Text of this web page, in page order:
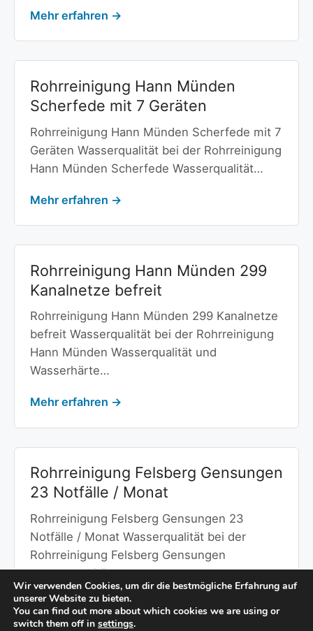
Mehr erfahren →
Rohrreinigung Hann Münden
Scherfede mit 7 Geräten
Rohrreinigung Hann Münden Scherfede mit 7
Geräten Wasserqualität bei der Rohrreinigung
Hann Münden Scherfede Wasserqualität…
Mehr erfahren →
Rohrreinigung Hann Münden 299
Kanalnetze befreit
Rohrreinigung Hann Münden 299 Kanalnetze
befreit Wasserqualität bei der Rohrreinigung
Hann Münden Wasserqualität und
Wasserhärte…
Mehr erfahren →
Rohrreinigung Felsberg Gensungen
23 Notfälle / Monat
Rohrreinigung Felsberg Gensungen 23
Notfälle / Monat Wasserqualität bei der
Rohrreinigung Felsberg Gensungen
Wasserqualität und…
Mehr erfahren →
Wir verwenden Cookies, um dir die bestmögliche Erfahrung auf
unserer Website zu bieten.
You can find out more about which cookies we are using or
switch them off in settings.